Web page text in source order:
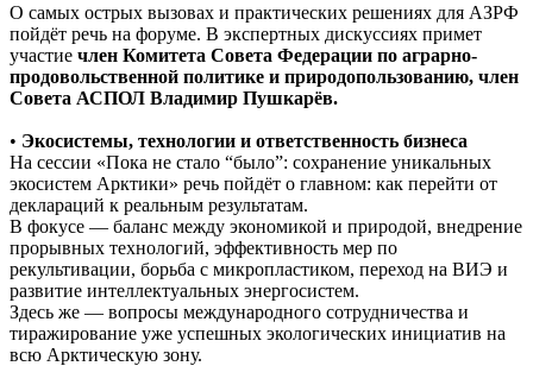
О самых острых вызовах и практических решениях для АЗРФ
пойдёт речь на форуме. В экспертных дискуссиях примет
участие член Комитета Совета Федерации по аграрно-
продовольственной политике и природопользованию, член
Совета АСПОЛ Владимир Пушкарёв.
• Экосистемы, технологии и ответственность бизнеса
На сессии «Пока не стало “было”: сохранение уникальных
экосистем Арктики» речь пойдёт о главном: как перейти от
деклараций к реальным результатам.
В фокусе — баланс между экономикой и природой, внедрение
прорывных технологий, эффективность мер по
рекультивации, борьба с микропластиком, переход на ВИЭ и
развитие интеллектуальных энергосистем.
Здесь же — вопросы международного сотрудничества и
тиражирование уже успешных экологических инициатив на
всю Арктическую зону.